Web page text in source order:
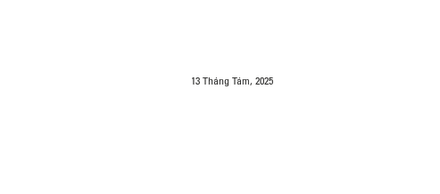
13 Tháng Tám, 2025